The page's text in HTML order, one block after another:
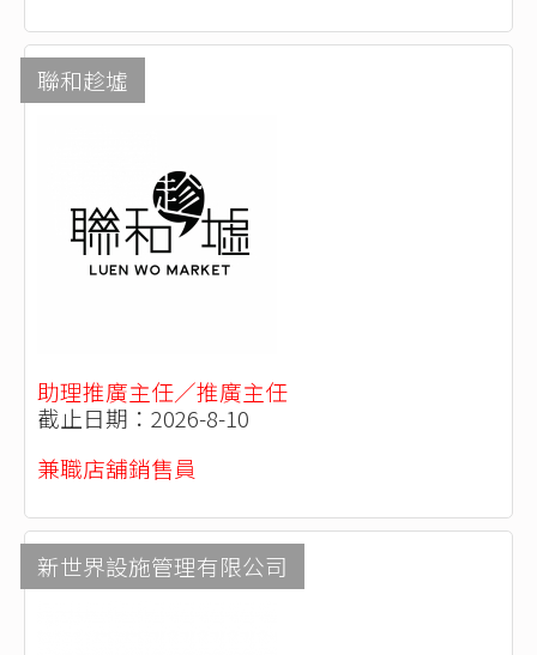
聯和趁墟
助理推廣主任／推廣主任
截止日期：2026-8-10
兼職店舖銷售員
新世界設施管理有限公司